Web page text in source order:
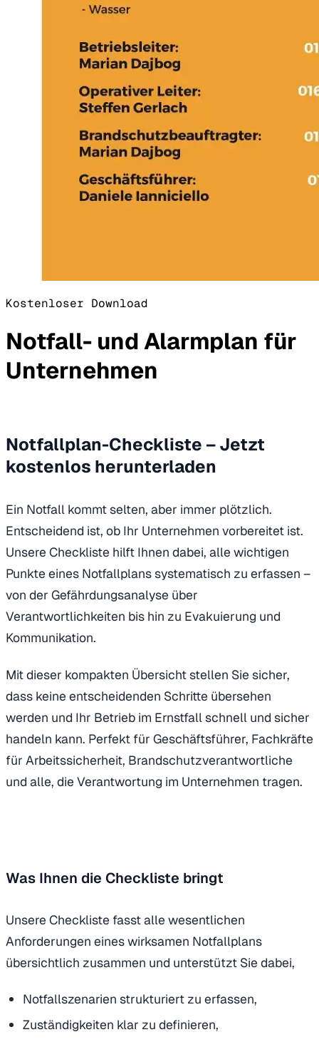
Kostenloser Download
Notfall- und Alarmplan für
Unternehmen
Notfallplan-Checkliste – Jetzt
kostenlos herunterladen
Ein Notfall kommt selten, aber immer plötzlich.
Entscheidend ist, ob Ihr Unternehmen vorbereitet ist.
Unsere Checkliste hilft Ihnen dabei, alle wichtigen
Punkte eines Notfallplans systematisch zu erfassen –
von der Gefährdungsanalyse über
Verantwortlichkeiten bis hin zu Evakuierung und
Kommunikation.
Mit dieser kompakten Übersicht stellen Sie sicher,
dass keine entscheidenden Schritte übersehen
werden und Ihr Betrieb im Ernstfall schnell und sicher
handeln kann. Perfekt für Geschäftsführer, Fachkräfte
für Arbeitssicherheit, Brandschutzverantwortliche
und alle, die Verantwortung im Unternehmen tragen.
Was Ihnen die Checkliste bringt
Unsere Checkliste fasst alle wesentlichen
Anforderungen eines wirksamen Notfallplans
übersichtlich zusammen und unterstützt Sie dabei,
Notfallszenarien strukturiert zu erfassen,
Zuständigkeiten klar zu definieren,